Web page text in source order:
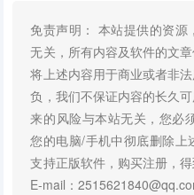
免责声明： 本站提供的资
无关，所有内容及软件的文
将上述内容用于商业或者非
负，我们不保证内容的长久
来的风险与本站无关，您必
您的电脑/手机中彻底删除
支持正版软件，购买注册，
E-mail：